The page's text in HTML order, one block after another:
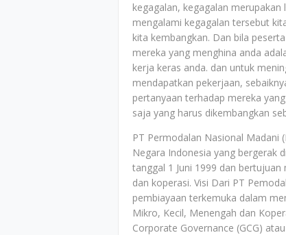
kegagalan, kegagalan
mengalami kegagalan tersebut
kita kembangkan. Dan bila
mereka yang menghina anda
kerja keras anda. dan untuk
mendapatkan pekerjaan,
pertanyaan terhadap mereka
saja yang harus dikembangkan
PT Permodalan Nasional Madani
Negara Indonesia yang bergerak
tanggal 1 Juni 1999 dan
dan koperasi. Visi Dari PT
pembiayaan terkemuka dalam
Mikro, Kecil, Menengah dan
Corporate Governance (GCG)